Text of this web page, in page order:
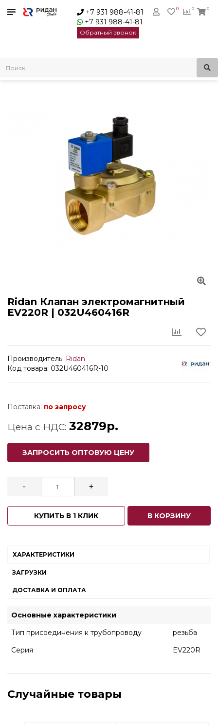
+7 931 988-41-81
+7 931 988-41-81
Обратный звонок
0
0 0
Электромагнитные клапаны
Ridan Клапан электромагнитный
EV220R | 032U460416R
Производитель: Ridan
Код товара: 032U460416R-10
Поставка: по запросу
Цена с НДС: 32879р.
ЗАПРОСИТЬ ОПТОВУЮ ЦЕНУ
- +
КУПИТЬ В 1 КЛИК В КОРЗИНУ
ХАРАКТЕРИСТИКИ
ЗАГРУЗКИ
ДОСТАВКА И ОПЛАТА
Основные характеристики
Тип присоединения к трубопроводу
резьба
Серия
EV220R
Случайные товары